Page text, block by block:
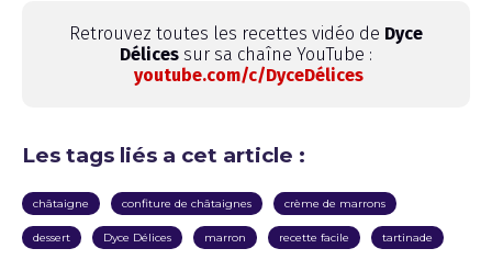
Retrouvez toutes les recettes vidéo de Dyce
Délices sur sa chaîne YouTube :
youtube.com/c/DyceDélices
Les tags liés a cet article :
châtaigne confiture de châtaignes crème de marrons
dessert Dyce Délices marron recette facile tartinade